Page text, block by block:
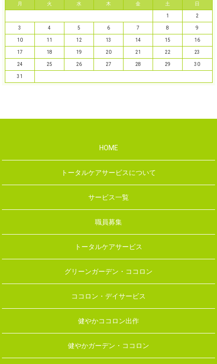
月 火 水 木 金 土 日
1 2
3 4 5 6 7 8 9
10 11 12 13 14 15 16
17 18 19 20 21 22 23
24 25 26 27 28 29 30
31
HOME
トータルケアサービスについて
サービス一覧
職員募集
トータルケアサービス
グリーンガーデン・ココロン
ココロン・デイサービス
健やかココロン出作
健やかガーデン・ココロン